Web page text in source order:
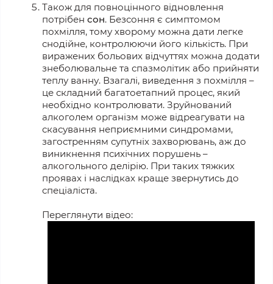
Також для повноцінного відновлення
потрібен сон. Безсоння є симптомом
похмілля, тому хворому можна дати легке
снодійне, контролюючи його кількість. При
виражених больових відчуттях можна додати
знеболювальне та спазмолітик або прийняти
теплу ванну. Взагалі, виведення з похмілля –
це складний багатоетапний процес, який
необхідно контролювати. Зруйнований
алкоголем організм може відреагувати на
скасування неприємними синдромами,
загостренням супутніх захворювань, аж до
виникнення психічних порушень –
алкогольного делірію. При таких тяжких
проявах і наслідках краще звернутись до
спеціаліста.
Переглянути відео: